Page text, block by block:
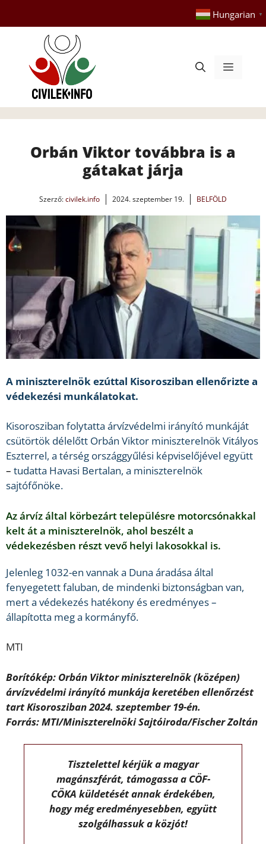
tartalomba
Hungarian ▼
Menü
Orbán Viktor továbbra is a
gátakat járja
Szerző:civilek.info 2024. szeptember 19. BELFÖLD
A miniszterelnök ezúttal Kisorosziban ellenőrizte a
védekezési munkálatokat.
Kisorosziban folytatta árvízvédelmi irányító munkáját
csütörtök délelőtt Orbán Viktor miniszterelnök Vitályos
Eszterrel, a térség országgyűlési képviselőjével együtt
– tudatta Havasi Bertalan, a miniszterelnök
sajtófőnöke.
Az árvíz által körbezárt településre motorcsónakkal
kelt át a miniszterelnök, ahol beszélt a
védekezésben részt vevő helyi lakosokkal is.
Jelenleg 1032-en vannak a Duna áradása által
fenyegetett faluban, de mindenki biztonságban van,
mert a védekezés hatékony és eredményes –
állapította meg a kormányfő.
MTI
Borítókép: Orbán Viktor miniszterelnök (középen)
árvízvédelmi irányító munkája keretében ellenőrzést
tart Kisorosziban 2024. szeptember 19-én.
Forrás: MTI/Miniszterelnöki Sajtóiroda/Fischer Zoltán
Tisztelettel kérjük a magyar
magánszférát, támogassa a CÖF-
CÖKA küldetését annak érdekében,
hogy még eredményesebben, együtt
szolgálhassuk a közjót!